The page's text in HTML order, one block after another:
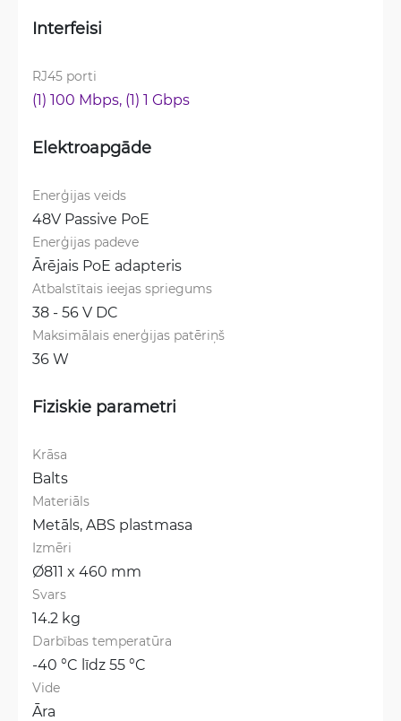
Interfeisi
RJ45 porti
(1) 100 Mbps, (1) 1 Gbps
Elektroapgāde
Enerģijas veids
48V Passive PoE
Enerģijas padeve
Ārējais PoE adapteris
Atbalstītais ieejas spriegums
38 - 56 V DC
Maksimālais enerģijas patēriņš
36 W
Fiziskie parametri
Krāsa
Balts
Materiāls
Metāls, ABS plastmasa
Izmēri
Ø811 x 460 mm
Svars
14.2 kg
Darbības temperatūra
-40 °C līdz 55 °C
Vide
Āra